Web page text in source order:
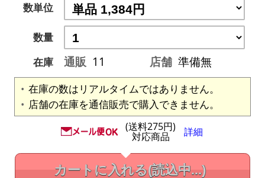
数単位
数量
在庫
通販 11 店舗 準備無
在庫の数はリアルタイムではありません。
店舗の在庫を通信販売で購入できません。
(送料275円)
対応商品 詳細
カートに入れる(読込中...)